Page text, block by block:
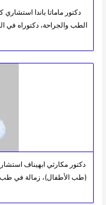
دكتور ماماتا باندا
الطب والجراحة، دكتوراه
(طب الأطفال)، زمالة في طب